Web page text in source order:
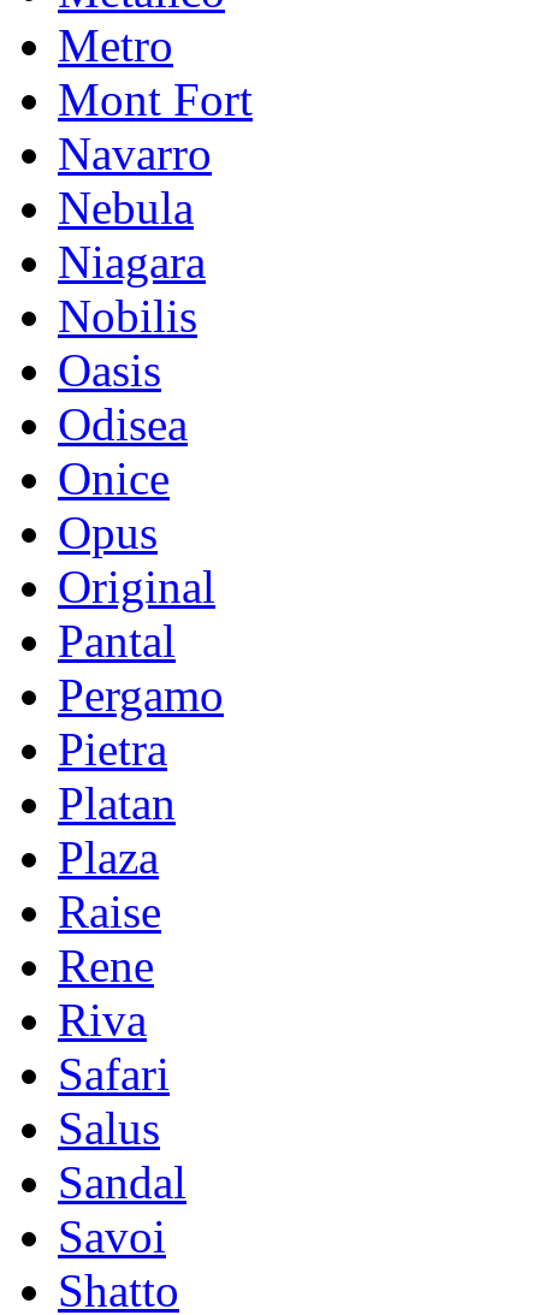
Metro
Mont Fort
Navarro
Nebula
Niagara
Nobilis
Oasis
Odisea
Onice
Opus
Original
Pantal
Pergamo
Pietra
Platan
Plaza
Raise
Rene
Riva
Safari
Salus
Sandal
Savoi
Shatto